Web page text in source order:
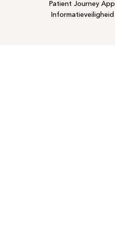
Patient Journey App
Informatieveiligheid